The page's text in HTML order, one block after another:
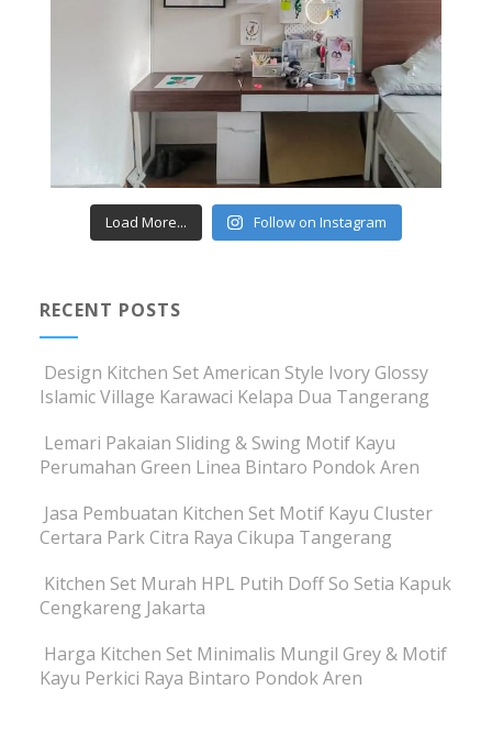
Load More... Follow on Instagram
RECENT POSTS
Design Kitchen Set American Style Ivory Glossy
Islamic Village Karawaci Kelapa Dua Tangerang
Lemari Pakaian Sliding & Swing Motif Kayu
Perumahan Green Linea Bintaro Pondok Aren
Jasa Pembuatan Kitchen Set Motif Kayu Cluster
Certara Park Citra Raya Cikupa Tangerang
Kitchen Set Murah HPL Putih Doff So Setia Kapuk
Cengkareng Jakarta
Harga Kitchen Set Minimalis Mungil Grey & Motif
Kayu Perkici Raya Bintaro Pondok Aren